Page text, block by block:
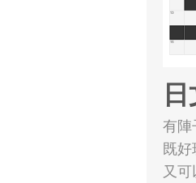
有陣
既好
又